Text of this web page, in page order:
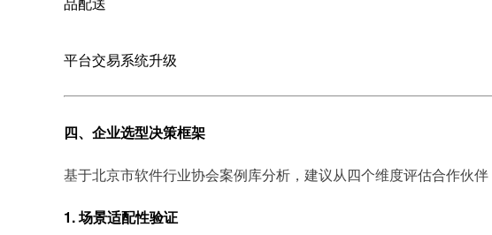
平台交易系统升级
四、企业选型决策框架
基于北京市软件行业协会案例库分析，建议从四个维度评估合作伙伴
1. 场景适配性验证